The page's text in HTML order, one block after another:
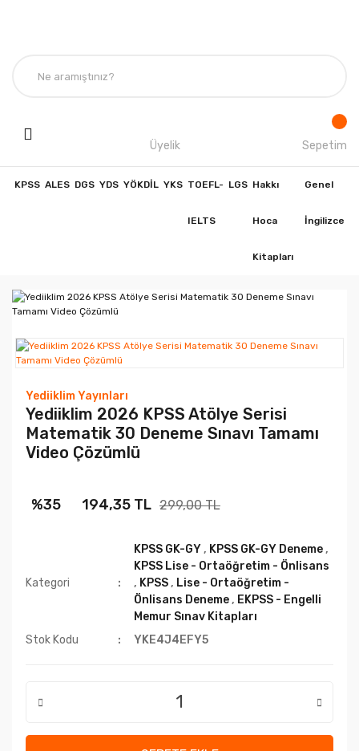
Üyelik Sepetim
KPSS ALES DGS YDS YÖKDİL YKS TOEFL-
IELTS
LGS Hakkı
Hoca
Kitapları
Genel
İngilizce
Yediiklim Yayınları
Yediiklim 2026 KPSS Atölye Serisi
Matematik 30 Deneme Sınavı Tamamı
Video Çözümlü
%35 194,35 TL 299,00 TL
Kategori
KPSS GK-GY, KPSS GK-GY Deneme,
KPSS Lise - Ortaöğretim - Önlisans
, KPSS, Lise - Ortaöğretim -
Önlisans Deneme, EKPSS - Engelli
Memur Sınav Kitapları
Stok Kodu
YKE4J4EFY5